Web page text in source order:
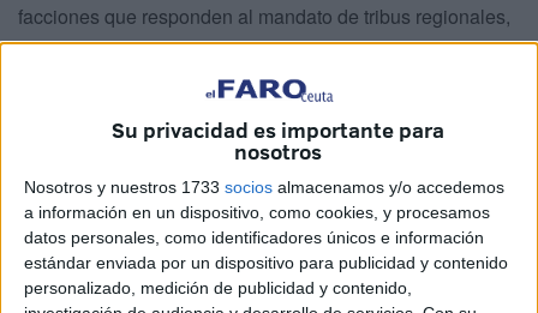
Su privacidad es importante para
nosotros
Nosotros y nuestros 1733 socios almacenamos y/o accedemos
a información en un dispositivo, como cookies, y procesamos
datos personales, como identificadores únicos e información
estándar enviada por un dispositivo para publicidad y contenido
personalizado, medición de publicidad y contenido,
facciones que responden al mandato de tribus regionales,
como las milicias kurdas, chiíes o de Hezbolá, además de
tropas turcas, Unidades de Protección del Pueblo, por sus
siglas, YPG, que conforman la Coalición de las Fuerzas
Democráticas Sirias.
A lo que se añade en esta disputa, la intervención directa e
indirecta de Irán y Arabia Saudí; al mismo tiempo, el
consabido protagonismo de Rusia y el anuncio reciente de
la retirada de los americanos de este escenario.